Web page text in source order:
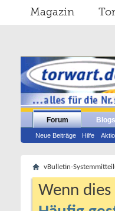
Magazin
Forum
Neue Beiträge Hilfe
Blogs
vBulletin-
Wenn